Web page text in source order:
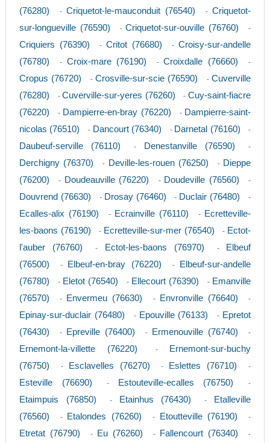
(76280)
- Criquetot-le-mauconduit (76540) -Criquetot-
sur-longueville (76590)
-Criquetot-sur-ouville (76760) -
Criquiers (76390) - Critot (76680) -Croisy-sur-andelle
(76780)
- Croix-mare (76190) -Croixdalle (76660) -
Cropus (76720) -Crosville-sur-scie (76590) -Cuverville
(76280)
-Cuverville-sur-yeres (76260) -Cuy-saint-fiacre
(76220)
- Dampierre-en-bray (76220) - Dampierre-saint-
nicolas (76510)
- Dancourt (76340) - Darnetal (76160) -
Daubeuf-serville (76110) - Denestanville (76590) -
Derchigny (76370) - Deville-les-rouen (76250) - Dieppe
(76200)
- Doudeauville (76220) - Doudeville (76560) -
Douvrend (76630) - Drosay (76460) - Duclair (76480) -
Ecalles-alix (76190) - Ecrainville (76110) - Ecretteville-
les-baons (76190)
- Ecretteville-sur-mer (76540) - Ectot-
l'auber (76760)
- Ectot-les-baons (76970) -
Elbeuf
(76500)
- Elbeuf-en-bray (76220) -
Elbeuf-sur-andelle
(76780)
- Eletot (76540) - Ellecourt (76390) - Emanville
(76570)
- Envermeu (76630) - Envronville (76640) -
Epinay-sur-duclair (76480) - Epouville (76133) - Epretot
(76430)
- Epreville (76400) - Ermenouville (76740) -
Ernemont-la-villette (76220) -
Ernemont-sur-buchy
(76750)
- Esclavelles (76270) - Eslettes (76710) -
Esteville (76690) - Estouteville-ecalles (76750) -
Etaimpuis (76850) - Etainhus (76430) -
Etalleville
(76560)
- Etalondes (76260) - Etoutteville (76190) -
Etretat (76790) - Eu (76260) - Fallencourt (76340) -